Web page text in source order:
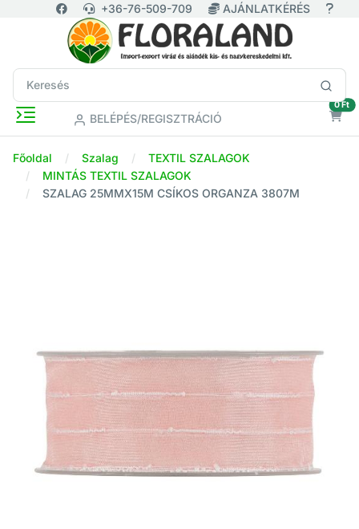
+36-76-509-709 AJÁNLATKÉRÉS
BELÉPÉS/REGISZTRÁCIÓ
0 Ft
Főoldal Szalag
TEXTIL SZALAGOK
MINTÁS TEXTIL SZALAGOK
SZALAG 25MMX15M CSÍKOS ORGANZA 3807M